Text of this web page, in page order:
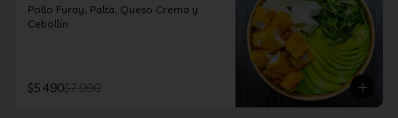
Pollo Furay, Palta, Queso Crema y
Cebollín
$5.490$7.990